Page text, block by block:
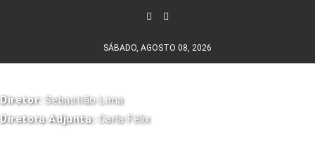
SÁBADO, AGOSTO 08, 2026
Diretor: Sebastião Lima
Diretora Adjunta: Carla Félix